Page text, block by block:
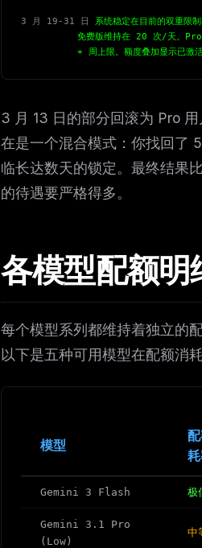
3 月 19-31 日
系统稳定在目前的双重限
免费版维持在 20 次/天。Pro 版
+ 周上限。额度叠加显示已激活
3 月 13 日的部分回滚为 Pro
在是一个混合模式：你找回了
临长达数天的锁定。最终结果
的待遇要严格得多。
各模型配额明
每个模型系列都维持着独立的
以下是五种可用模型在配额消
模型
Gemini 3 Flash 极
Gemini 3.1 Pro
(Low)
中